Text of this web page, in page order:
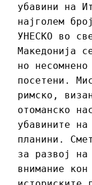
убавини на
најголем
УНЕСКО во
Македонија
но
посетени.
римско,
отоманско
убавините
планини.
за развој на
внимание